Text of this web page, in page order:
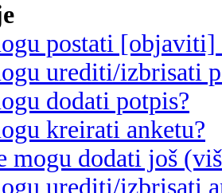
postati [objaviti]
urediti/izbrisati
dodati potpis?
kreirati anketu?
mogu dodati još
urediti/izbrisati